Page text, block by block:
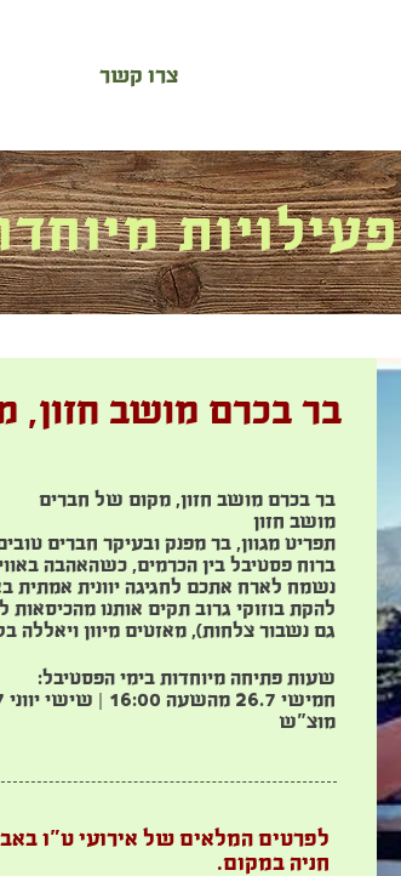
צרו קשר
פעילויות
בר בכרם מושב חזון,
בר בכרם מושב חזון, מקום של חברים
מושב חזון
תפריט מגוון, בר מפנק ובעיקר חברים
ברוח פסטיבל בין הכרמים, כשהאהבה
נשמח לארח אתכם לחגיגה יוונית אמתית
להקת בוזוקי גרוב תקים אותנו מהכיסאות
גם נשבור צלחות), מאזטים מיוון ויאללה
שעות פתיחה מיוחדות בימי הפסטיבל:
חמישי 26.7 מהשעה 16:00 |
שישי יווני 27.7 החל מהשעה 14:00 ועד כניסת שבת
מוצ"ש
לפרטים המלאים של אירועי ט"ו
חניה במקום.